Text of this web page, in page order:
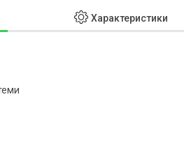
Характеристики